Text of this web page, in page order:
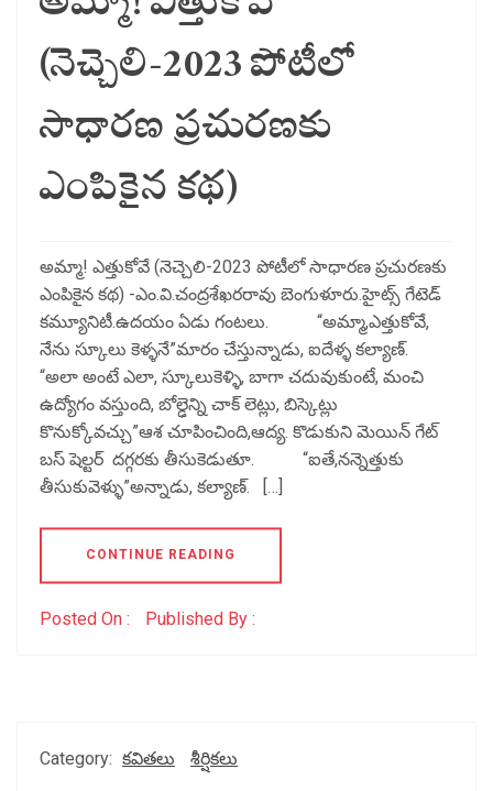
(నెచ్చెలి-2023 పోటీలో
సాధారణ ప్రచురణకు
ఎంపికైన కథ)
అమ్మా! ఎత్తుకోవే (నెచ్చెలి-2023 పోటీలో సాధారణ ప్రచురణకు
ఎంపికైన కథ) -ఎం.వి.చంద్రశేఖరరావు బెంగుళూరు.హైట్స్ గేటెడ్
కమ్యూనిటీ.ఉదయం ఏడు గంటలు. “అమ్మా,ఎత్తుకోవే,
నేను స్కూలు కెళ్ళనే”మారం చేస్తున్నాడు, ఐదేళ్ళ కల్యాణ్.
“అలా అంటే ఎలా, స్కూలుకెళ్ళి, బాగా చదువుకుంటే, మంచి
ఉద్యోగం వస్తుంది, బోల్ఢెన్ని చాక్ లెట్లు, బిస్కెట్లు
కొనుక్కోవచ్చు”ఆశ చూపించింది,ఆద్య. కొడుకుని మెయిన్ గేట్
బస్ షెల్టర్ దగ్గరకు తీసుకెడుతూ. “ఐతే,నన్నెత్తుకు
తీసుకువెళ్ళు”అన్నాడు, కల్యాణ్. […]
CONTINUE READING
Posted On : Published By :
Category: కవితలు శీర్షికలు